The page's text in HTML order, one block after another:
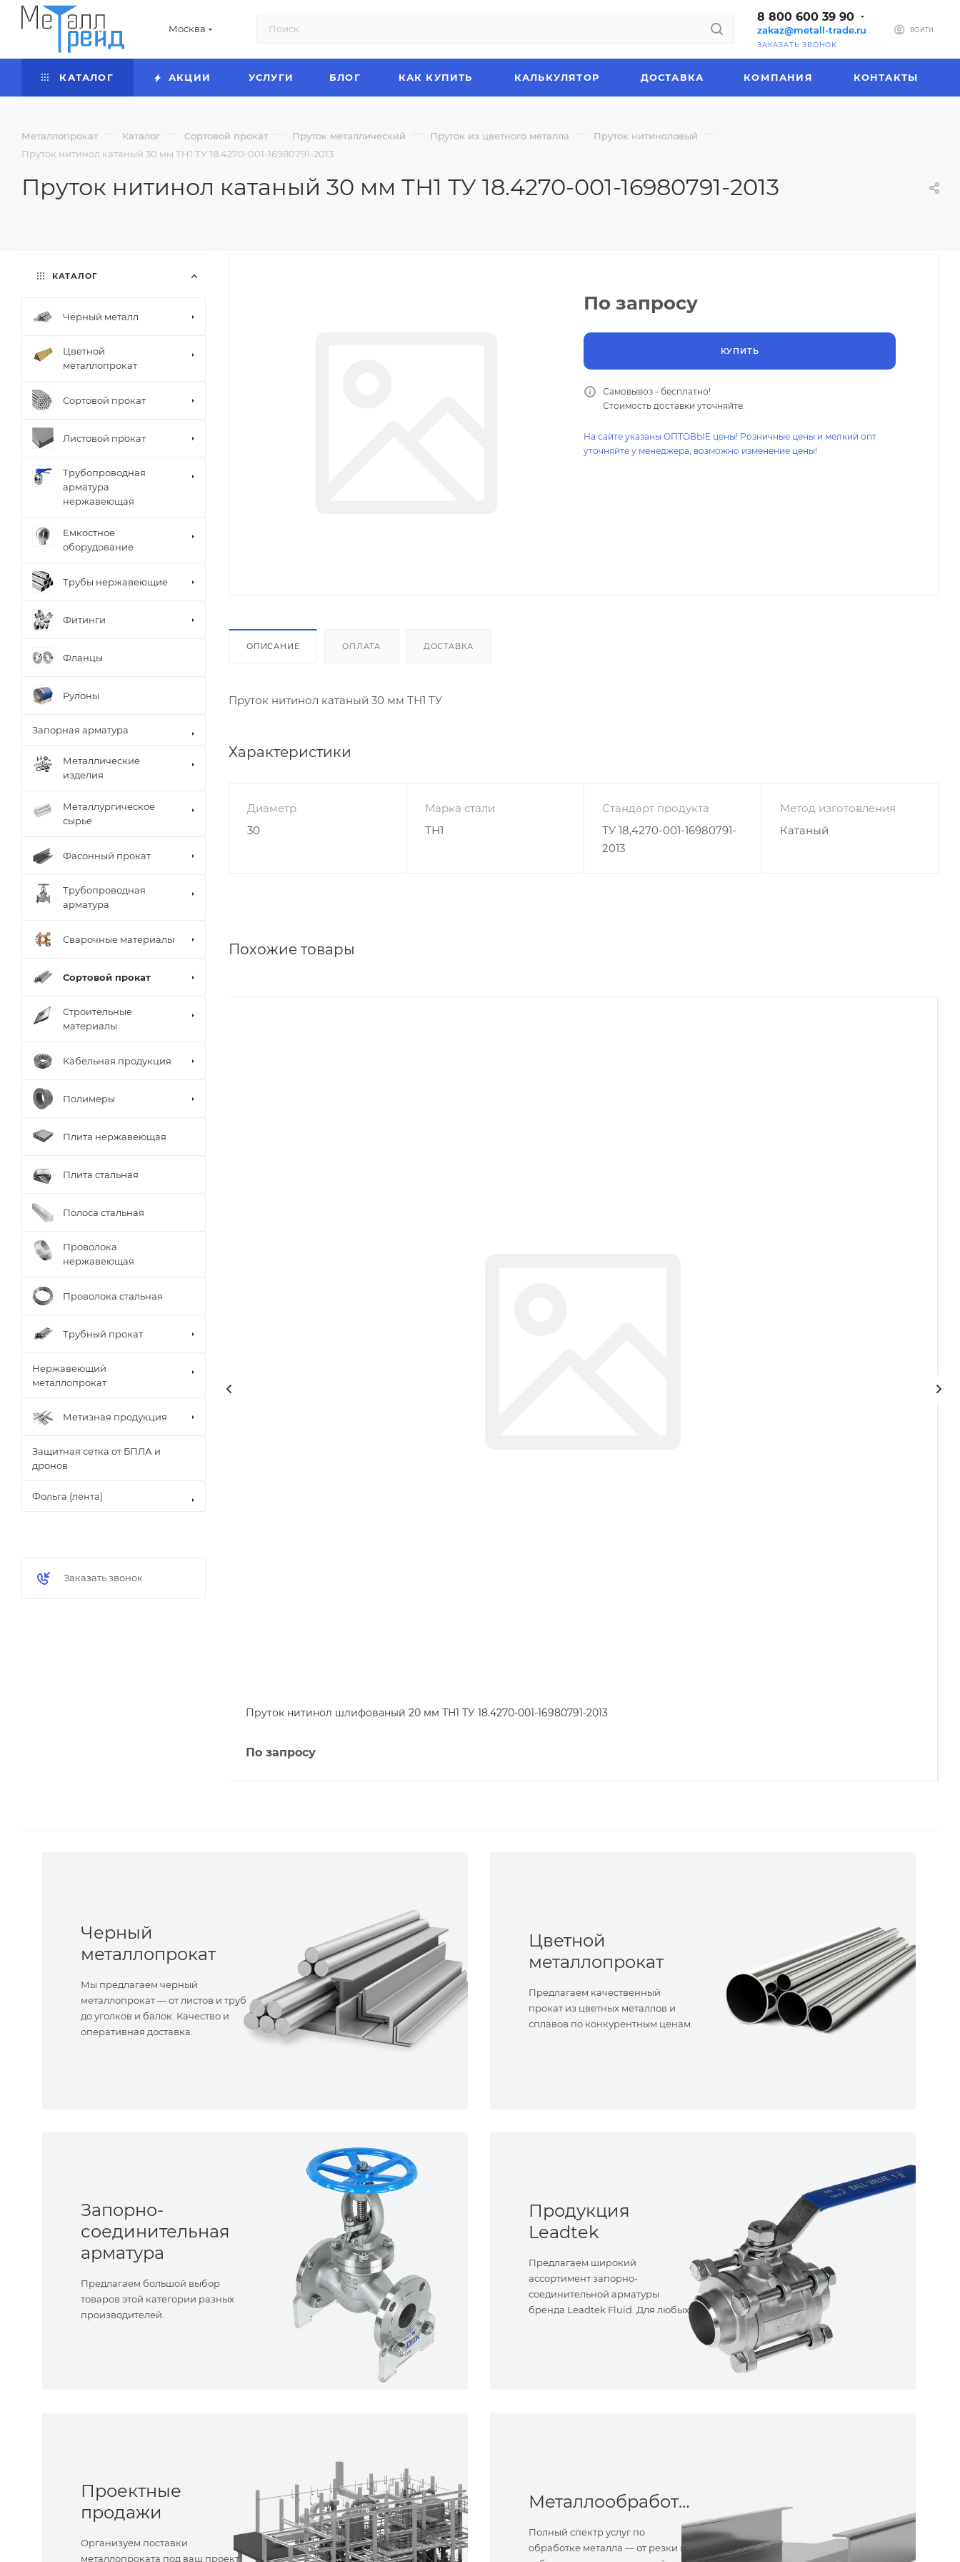
Москва
8 800 600 39 90
zakaz@metall-trade.ru
ЗАКАЗАТЬ ЗВОНОК
ВОЙТИ
КАТАЛОГ АКЦИИ УСЛУГИ БЛОГ КАК КУПИТЬ КАЛЬКУЛЯТОР ДОСТАВКА КОМПАНИЯ КОНТАКТЫ
Металлопрокат — Каталог — Сортовой прокат — Пруток металлический — Пруток из цветного металла — Пруток нитиноловый —
Пруток нитинол катаный 30 мм ТН1 ТУ 18.4270-001-16980791-2013
Пруток нитинол катаный 30 мм ТН1 ТУ 18.4270-001-16980791-2013
По запросу
КУПИТЬ
Самовывоз - бесплатно!
Стоимость доставки уточняйте.
На сайте указаны ОПТОВЫЕ цены! Розничные цены и мелкий опт
уточняйте у менеджера, возможно изменение цены!
ОПИСАНИЕ ОПЛАТА ДОСТАВКА
Пруток нитинол катаный 30 мм ТН1 ТУ
Характеристики
Диаметр
30
Марка стали
ТН1
Стандарт продукта
ТУ 18,4270-001-16980791-
2013
Метод изготовления
Катаный
Похожие товары
Пруток нитинол шлифованый 20 мм ТН1 ТУ 18.4270-001-16980791-2013
По запросу
КАТАЛОГ
Черный металл
Цветной
металлопрокат
Сортовой прокат
Листовой прокат
Трубопроводная
арматура
нержавеющая
Емкостное
оборудование
Трубы нержавеющие
Фитинги
Фланцы
Рулоны
Запорная арматура
Металлические
изделия
Металлургическое
сырье
Фасонный прокат
Трубопроводная
арматура
Сварочные материалы
Сортовой прокат
Строительные
материалы
Кабельная продукция
Полимеры
Плита нержавеющая
Плита стальная
Полоса стальная
Проволока
нержавеющая
Проволока стальная
Трубный прокат
Нержавеющий
металлопрокат
Метизная продукция
Защитная сетка от БПЛА и
дронов
Фольга (лента)
Заказать звонок
Черный
металлопрокат
Мы предлагаем черный
металлопрокат — от листов и труб
до уголков и балок. Качество и
оперативная доставка.
Цветной
металлопрокат
Предлагаем качественный
прокат из цветных металлов и
сплавов по конкурентным ценам.
Запорно-
соединительная
арматура
Предлагаем большой выбор
товаров этой категории разных
производителей.
Продукция
Leadtek
Предлагаем широкий
ассортимент запорно-
соединительной арматуры
бренда Leadtek Fluid. Для любых
Проектные
продажи
Организуем поставки
металлопроката под ваш проект
Металлообработка
Полный спектр услуг по
обработке металла — от резки и